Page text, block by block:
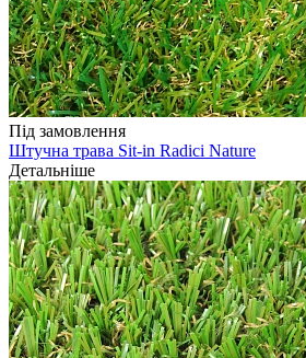
Під замовлення
Штучна трава Sit-in Radici Nature
Детальніше